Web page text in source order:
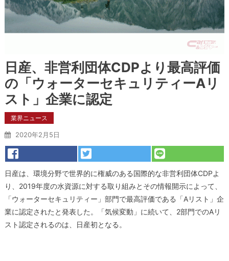
日産、非営利団体CDPより最高評価
の「ウォーターセキュリティーAリ
スト」企業に認定
業界ニュース
2020年2月5日
日産は、環境分野で世界的に権威のある国際的な非営利団体CDPよ
り、2019年度の水資源に対する取り組みとその情報開示によって、
「ウォーターセキュリティー」部門で最高評価である「Aリスト」企
業に認定されたと発表した。「気候変動」に続いて、2部門でのAリ
スト認定されるのは、日産初となる。